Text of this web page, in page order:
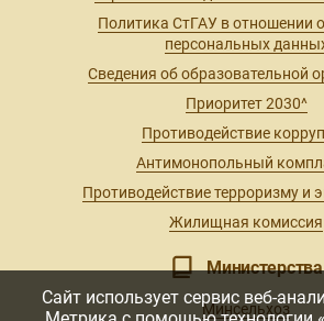
Политика СтГАУ в отношении
персональных
Сведения об образовательной
Приоритет 2030^
Противодействие
Антимонопольный
Противодействие терроризму и
Жилищная комиссия
Министерства
Минсельхоз
Сайт использует сервис веб-